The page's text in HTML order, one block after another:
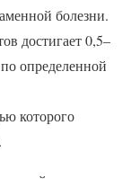
болезни.
достигает 0,5–
определенной
которого